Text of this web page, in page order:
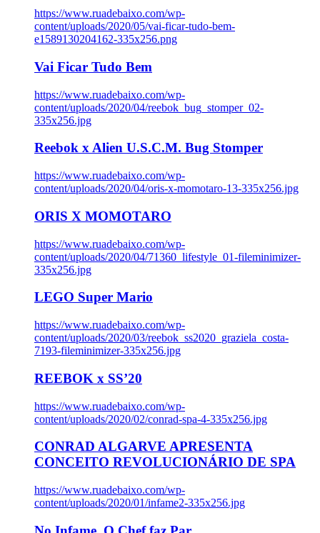
https://www.ruadebaixo.com/wp-
content/uploads/2020/05/vai-ficar-tudo-bem-
e1589130204162-335x256.png
Vai Ficar Tudo Bem
https://www.ruadebaixo.com/wp-
content/uploads/2020/04/reebok_bug_stomper_02-
335x256.jpg
Reebok x Alien U.S.C.M. Bug Stomper
https://www.ruadebaixo.com/wp-
content/uploads/2020/04/oris-x-momotaro-13-335x256.jpg
ORIS X MOMOTARO
https://www.ruadebaixo.com/wp-
content/uploads/2020/04/71360_lifestyle_01-fileminimizer-
335x256.jpg
LEGO Super Mario
https://www.ruadebaixo.com/wp-
content/uploads/2020/03/reebok_ss2020_graziela_costa-
7193-fileminimizer-335x256.jpg
REEBOK x SS’20
https://www.ruadebaixo.com/wp-
content/uploads/2020/02/conrad-spa-4-335x256.jpg
CONRAD ALGARVE APRESENTA
CONCEITO REVOLUCIONÁRIO DE SPA
https://www.ruadebaixo.com/wp-
content/uploads/2020/01/infame2-335x256.jpg